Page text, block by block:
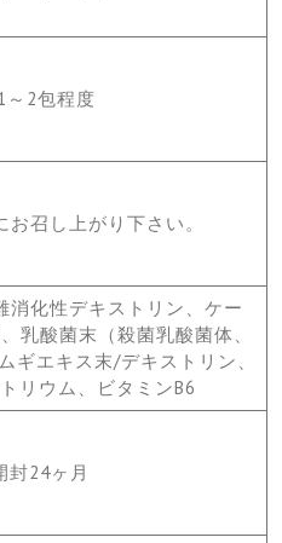
～2包程度
召し上がり下さい。
消化性デキストリン、ケー
乳酸菌末（殺菌乳酸菌体、
ギエキス末/デキストリン、
リウム、ビタミンB6
封24ヶ月